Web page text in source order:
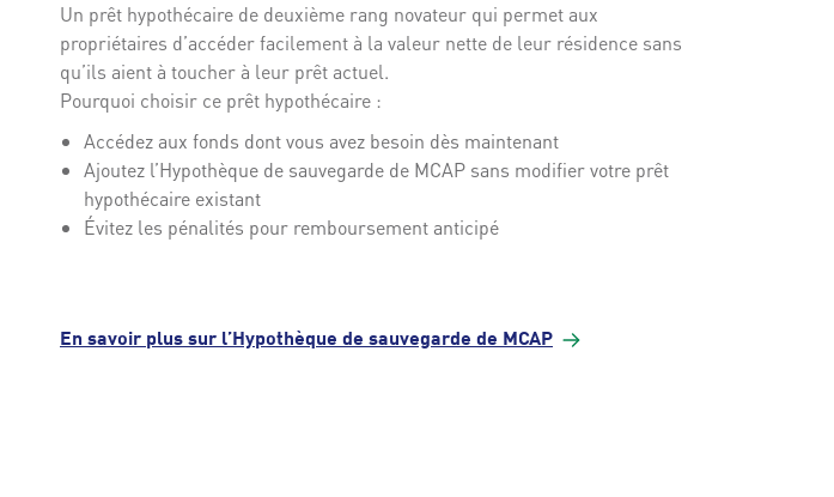
Un prêt hypothécaire de deuxième rang novateur qui permet aux
propriétaires d’accéder facilement à la valeur nette de leur résidence sans
qu’ils aient à toucher à leur prêt actuel.
Pourquoi choisir ce prêt hypothécaire :
Accédez aux fonds dont vous avez besoin dès maintenant
Ajoutez l’Hypothèque de sauvegarde de MCAP sans modifier votre prêt
hypothécaire existant
Évitez les pénalités pour remboursement anticipé
En savoir plus sur l’Hypothèque de sauvegarde de MCAP